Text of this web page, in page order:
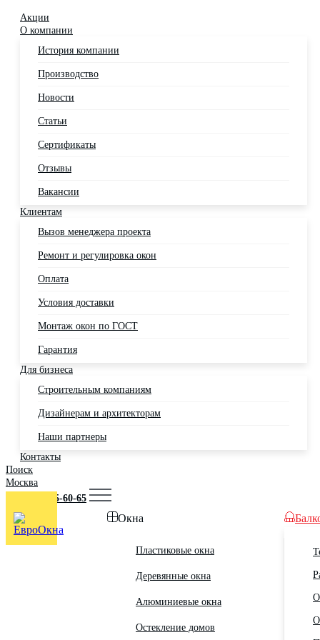
Акции
О компании
История компании
Производство
Новости
Статьи
Сертификаты
Отзывы
Вакансии
Клиентам
Вызов менеджера проекта
Ремонт и регулировка окон
Оплата
Условия доставки
Монтаж окон по ГОСТ
Гарантия
Для бизнеса
Строительным компаниям
Дизайнерам и архитекторам
Наши партнеры
Контакты
Поиск
Москва
+7 (495) 725-60-65
Окна
Пластиковые окна
Деревянные окна
Алюминиевые окна
Остекление домов